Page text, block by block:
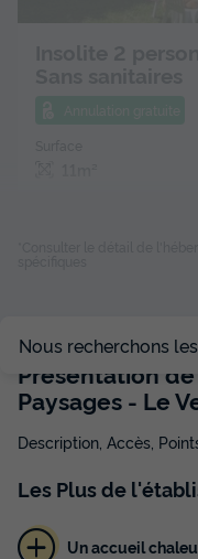
du13/09/2026au
Meilleur prix pour 7
Modifier les dates
Nous recherchons
Présentation
Paysages - Le
Description, Accès,
Les Plusde
Un accueil